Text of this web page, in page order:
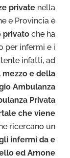
private nella
e Provincia è
privato che ha
per infermi e i
infatti, ad
mezzo e della
Ambulanza
Privata
che viene
ricercano un
infermi da e
ed Arnone